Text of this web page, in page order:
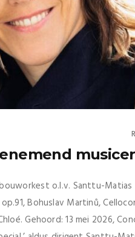
o.l.v. Santtu-
Bohuslav Martinů,
Gehoord: 13 mei 2026,